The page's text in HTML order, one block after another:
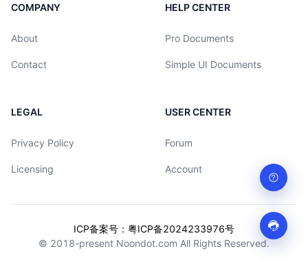
COMPANY
About
Contact
HELP CENTER
Pro Documents
Simple UI Documents
LEGAL
Privacy Policy
Licensing
USER CENTER
Forum
Account
ICP备案号：粤ICP备2024233976号
© 2018-present Noondot.com All Rights Reserved.